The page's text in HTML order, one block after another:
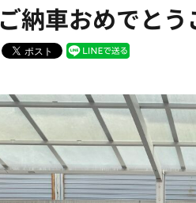
ご納車おめでとう